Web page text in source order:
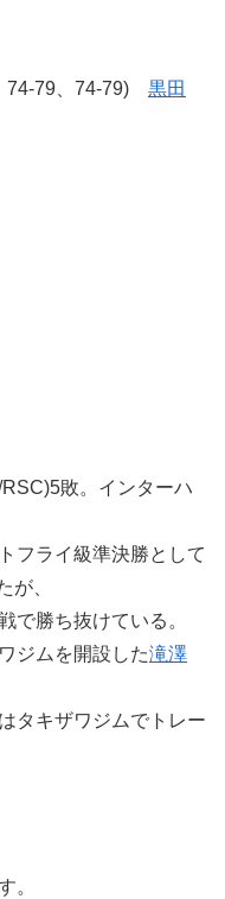
74-79、74-79) 黒田
敗。インターハ
フライ級準決勝として
が、
勝ち抜けている。
ジムを開設した滝澤
タキザワジムでトレー
。